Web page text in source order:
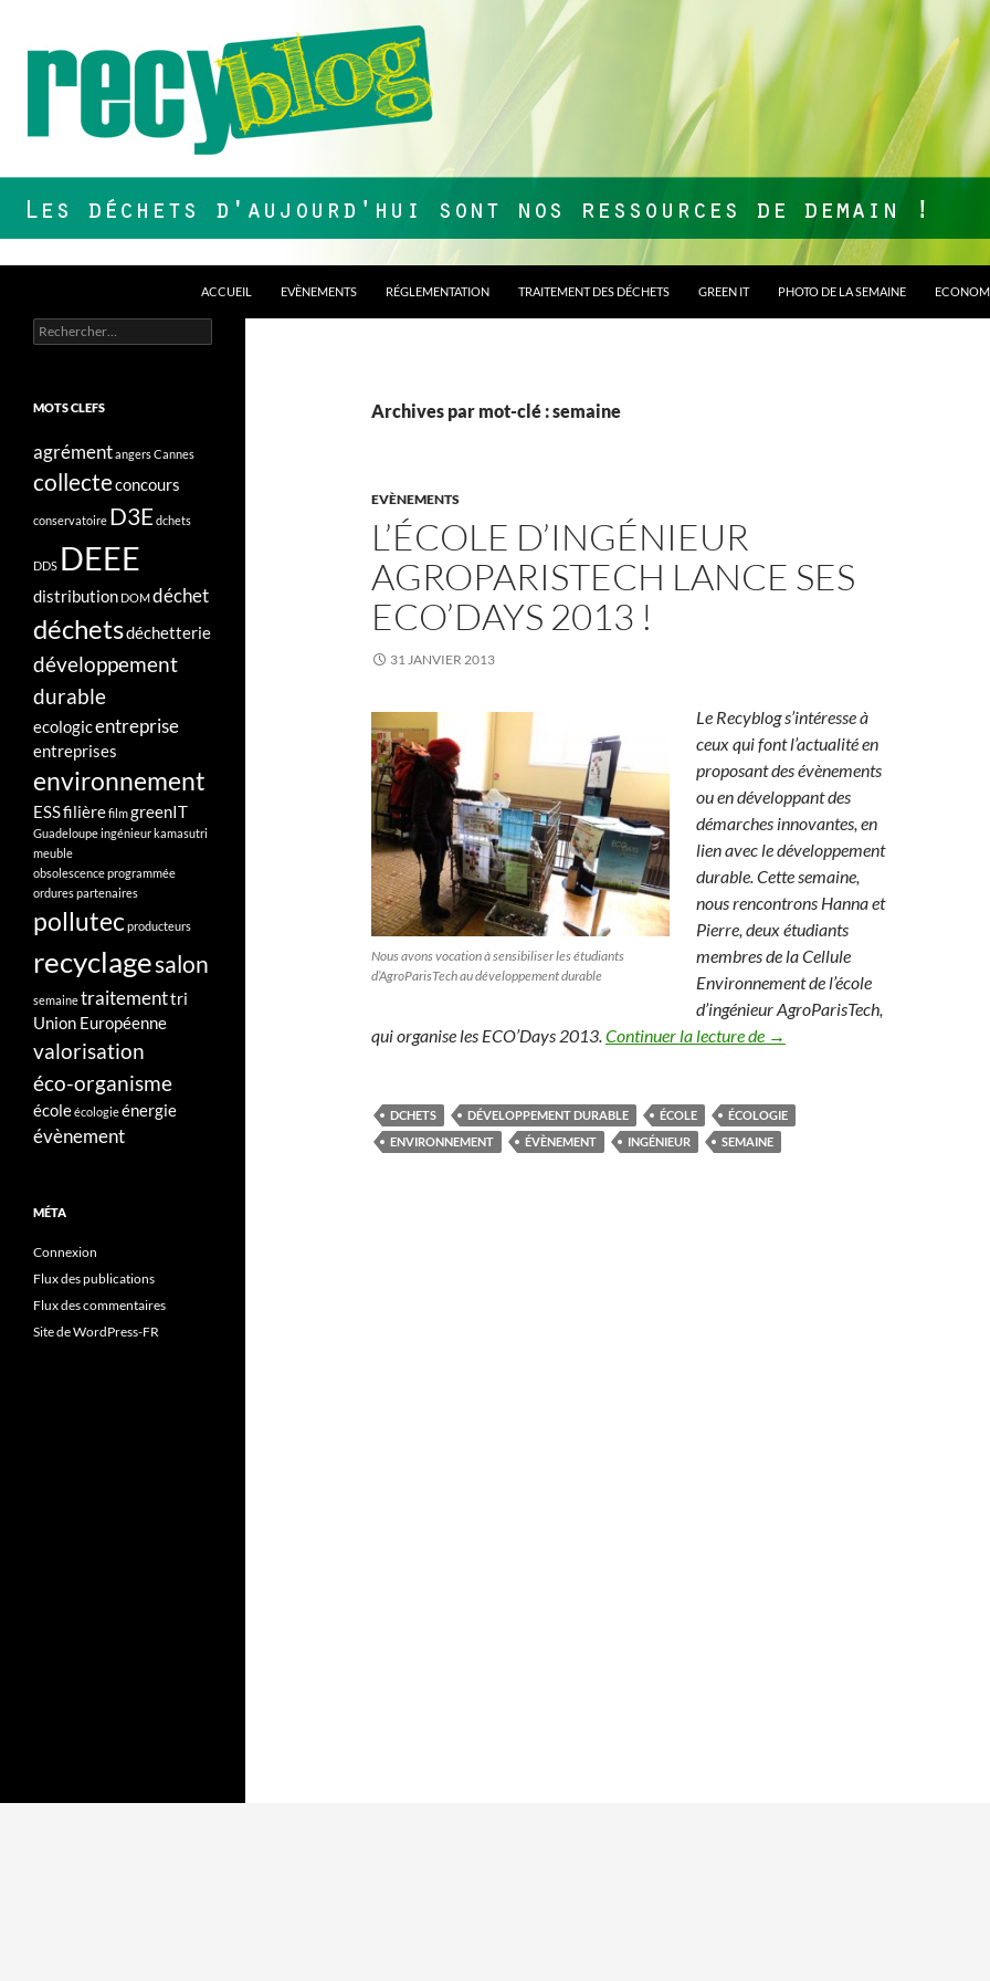
contenu
ACCUEIL EVÈNEMENTS RÉGLEMENTATION TRAITEMENT DES DÉCHETS GREEN IT PHOTO DE LA SEMAINE
Archives par mot-clé : semaine
EVÈNEMENTS
L’ÉCOLE D’INGÉNIEUR
AGROPARISTECH LANCE SES
ECO’DAYS 2013 !
31 JANVIER 2013
Nous avons vocation à sensibiliser les étudiants
d’AgroParisTech au développement durable
Le Recyblog s’intéresse à
ceux qui font l’actualité en
proposant des évènements
ou en développant des
démarches innovantes, en
lien avec le développement
durable. Cette semaine,
nous rencontrons Hanna et
Pierre, deux étudiants
membres de la Cellule
Environnement de l’école
d’ingénieur AgroParisTech,
qui organise les ECO’Days 2013.Continuer la lecture de L’école d’ingénieur
→
DCHETS DÉVELOPPEMENT DURABLE ÉCOLE
ÉCOLOGIE
ENVIRONNEMENT
ÉVÈNEMENT INGÉNIEUR SEMAINE
Les déchets d'aujourd'hui sont nos
ressources de demain !
Rechercher :
MOTS CLEFS
agrémentangersCannes
collecteconcours
conservatoire D3Edchets
DDS DEEE
distribution DOMdéchet
déchetsdéchetterie
développement
durable
ecologicentreprise
entreprises
environnement
ESSfilièrefilmgreenIT
Guadeloupeingénieurkamasutri
meuble
obsolescence programmée
ordurespartenaires
pollutec producteurs
recyclagesalon
semainetraitementtri
Union Européenne
valorisation
éco-organisme
écoleécologieénergie
évènement
MÉTA
Connexion
Flux des publications
Flux des commentaires
Site de WordPress-FR